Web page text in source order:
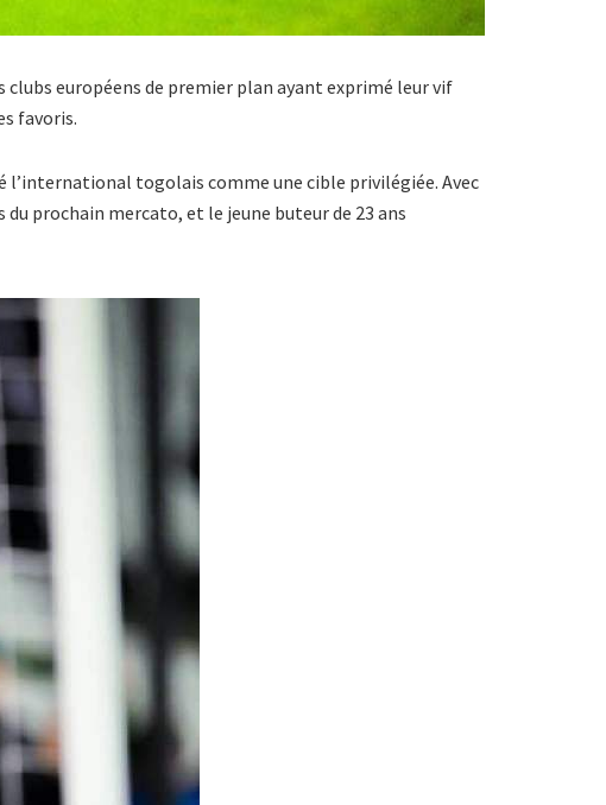
européens de premier plan ayant exprimé leur vif
favoris.
l’international togolais comme une cible privilégiée. Avec
prochain mercato, et le jeune buteur de 23 ans